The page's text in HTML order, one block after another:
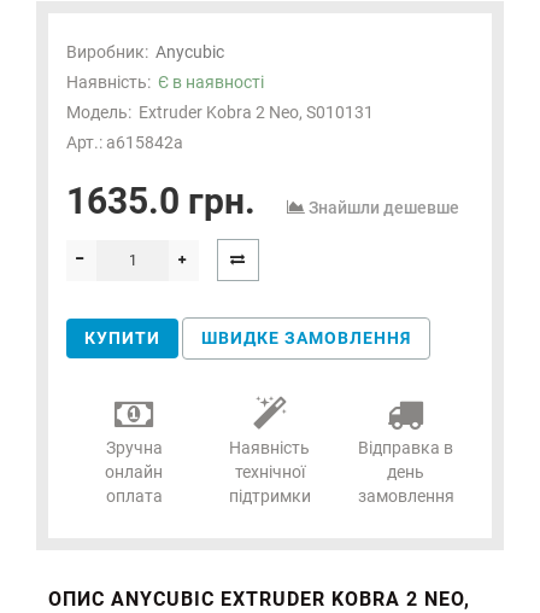
Виробник: Anycubic
Наявність: Є в наявності
Модель: Extruder Kobra 2 Neo, S010131
Арт.: a615842a
1635.0 грн. Знайшли дешевше
КУПИТИ ШВИДКЕ ЗАМОВЛЕННЯ
Зручна
онлайн
оплата
Наявність
технічної
підтримки
Відправка в
день
замовлення
ОПИС ANYCUBIC EXTRUDER KOBRA 2 NEO,